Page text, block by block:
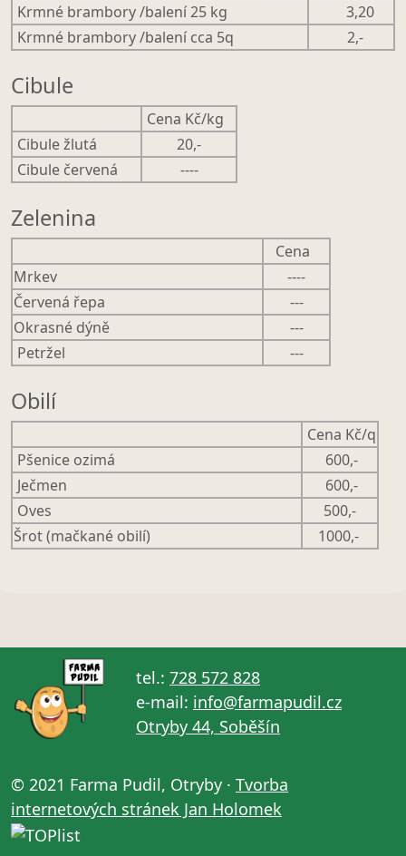
Krmné brambory /balení 25 kg
3,20
Krmné brambory /balení cca 5q
2,-
Cibule
Cena Kč/kg
Cibule žlutá
20,-
Cibule červená
----
Zelenina
Cena
Mrkev
----
Červená řepa
---
Okrasné dýně
---
Petržel
---
Obilí
Cena Kč/q
Pšenice ozimá
600,-
Ječmen
600,-
Oves
500,-
Šrot (mačkané obilí)
1000,-
tel.: 728 572 828
e-mail: info@farmapudil.cz
Otryby 44, Soběšín
© 2021 Farma Pudil, Otryby · Tvorba
internetových stránek Jan Holomek